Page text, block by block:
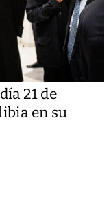
21 de
en su